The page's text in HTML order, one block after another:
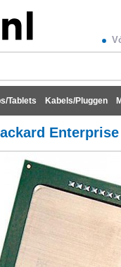
Tablets Kabels/Pluggen